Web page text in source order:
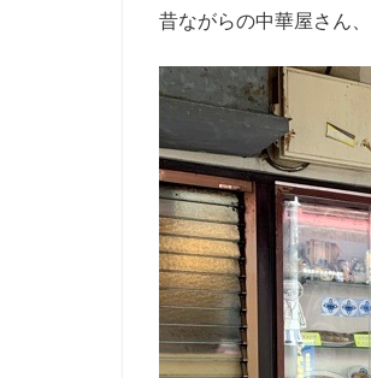
昔ながらの中華屋さん